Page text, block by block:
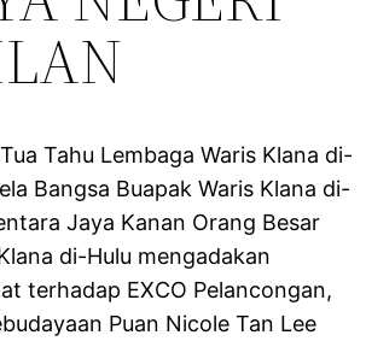
Tahu Lembaga Waris Klana di-
Bangsa Buapak Waris Klana di-
Jaya Kanan Orang Besar
di-Hulu mengadakan
terhadap EXCO Pelancongan,
Puan Nicole Tan Lee